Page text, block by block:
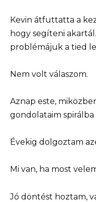
Kevin átfuttatta a
hogy segíteni
problémájuk a tied
Nem volt válaszom.
Aznap este,
gondolataim
Évekig dolgoztam
Mi van, ha most
Jó döntést hoztam,